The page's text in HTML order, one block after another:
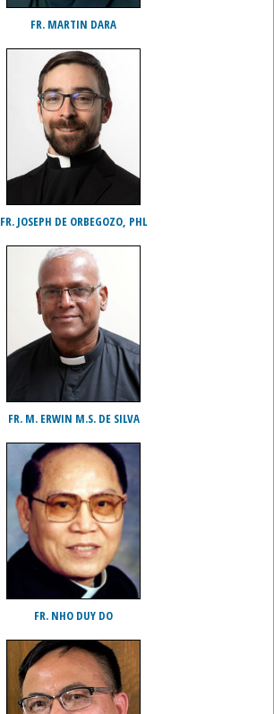
FR. MARTIN DARA
FR. JOSEPH DE ORBEGOZO, PHL
FR. M. ERWIN M.S. DE SILVA
FR. NHO DUY DO